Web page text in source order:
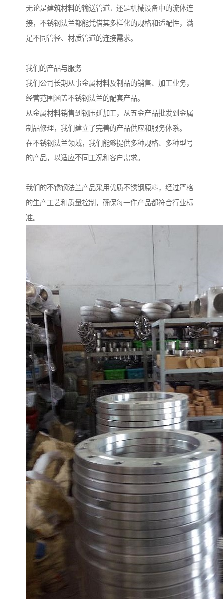
无论是建筑材料的输送管道，还是机械设备中的流体连
接，不锈钢法兰都能凭借其多样化的规格和适配性，满
足不同管径、材质管道的连接需求。
我们的产品与服务
我们公司长期从事金属材料及制品的销售、加工业务，
经营范围涵盖不锈钢法兰的配套产品。
从金属材料销售到钢压延加工，从五金产品批发到金属
制品修理，我们建立了完善的产品供应和服务体系。
在不锈钢法兰领域，我们能够提供多种规格、多种型号
的产品，以适应不同工况和客户需求。
我们的不锈钢法兰产品采用优质不锈钢原料，经过严格
的生产工艺和质量控制，确保每一件产品都符合行业标
准。